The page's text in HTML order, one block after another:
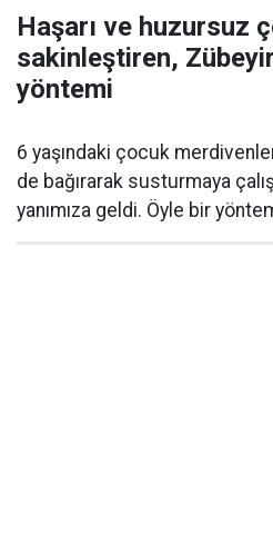
Haşarı ve huzursuz
sakinleştiren,
yöntemi
6 yaşındaki çocuk
de bağırarak susturmaya
yanımıza geldi. Öyle bir